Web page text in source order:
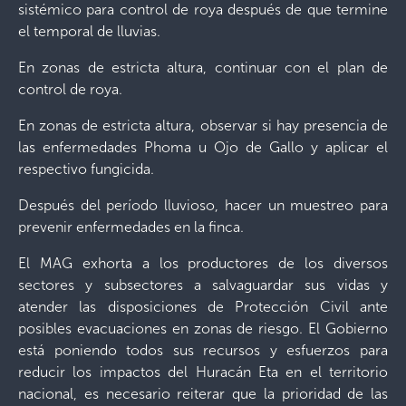
sistémico para control de roya después de que termine
el temporal de lluvias.
En zonas de estricta altura, continuar con el plan de
control de roya.
En zonas de estricta altura, observar si hay presencia de
las enfermedades Phoma u Ojo de Gallo y aplicar el
respectivo fungicida.
Después del período lluvioso, hacer un muestreo para
prevenir enfermedades en la finca.
El MAG exhorta a los productores de los diversos
sectores y subsectores a salvaguardar sus vidas y
atender las disposiciones de Protección Civil ante
posibles evacuaciones en zonas de riesgo. El Gobierno
está poniendo todos sus recursos y esfuerzos para
reducir los impactos del Huracán Eta en el territorio
nacional, es necesario reiterar que la prioridad de las